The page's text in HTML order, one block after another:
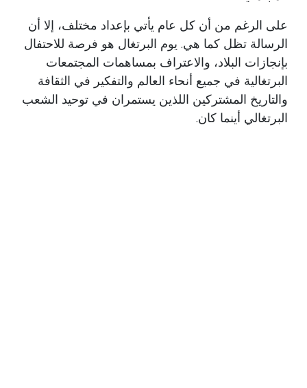
على الرغم من أن كل عام يأتي بإعداد مختلف، إلا أن
الرسالة تظل كما هي. يوم البرتغال هو فرصة للاحتفال
بإنجازات البلاد، والاعتراف بمساهمات المجتمعات
البرتغالية في جميع أنحاء العالم والتفكير في الثقافة
والتاريخ المشتركين اللذين يستمران في توحيد الشعب
البرتغالي أينما كان.